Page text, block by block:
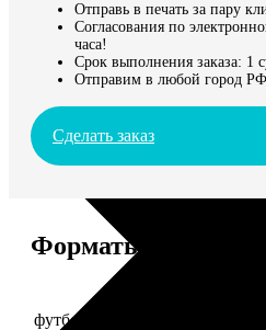
Отправь в печать за пару
Согласования по
часа!
Срок выполнения заказа: 1
Отправим в любой город
Сделать заказ
Форматы и цены
футболка детская с фото рост